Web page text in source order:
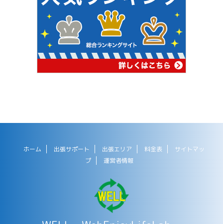
ホーム 出張サポート 出張エリア 料金表
サイトマッ
プ
運営者情報